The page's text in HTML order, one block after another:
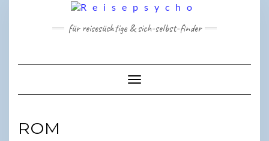
für reisesüchtige & sich-selbst-finder
Toggle Navigation
ROM